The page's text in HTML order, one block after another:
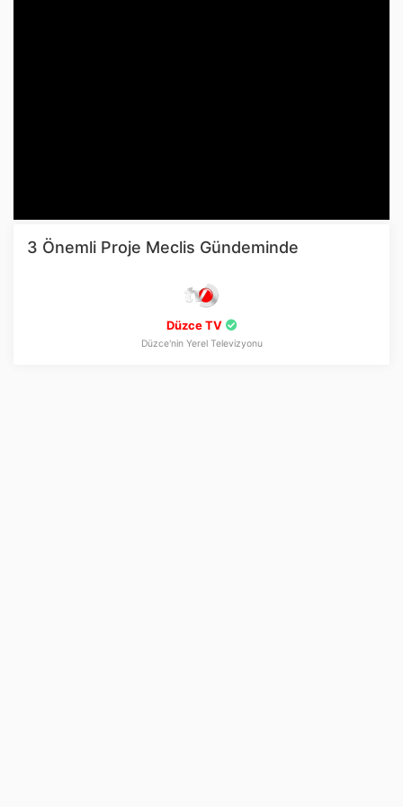
3 Önemli Proje Meclis Gündeminde
Düzce TV
Düzce'nin Yerel Televizyonu